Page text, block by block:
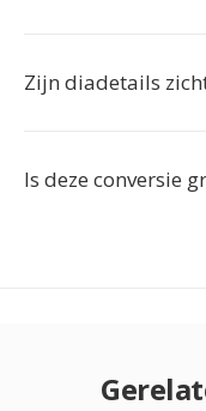
Zijn diadetails
Is deze conversie